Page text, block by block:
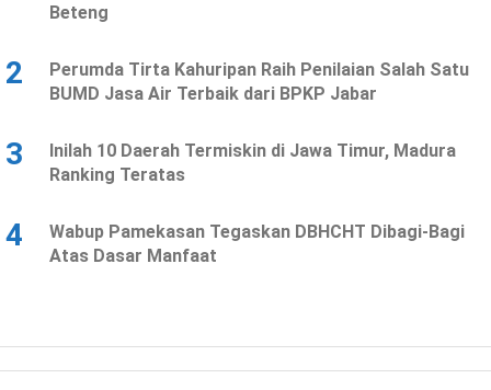
Beteng
2
Perumda Tirta Kahuripan Raih Penilaian Salah Satu
BUMD Jasa Air Terbaik dari BPKP Jabar
3
Inilah 10 Daerah Termiskin di Jawa Timur, Madura
Ranking Teratas
4
Wabup Pamekasan Tegaskan DBHCHT Dibagi-Bagi
Atas Dasar Manfaat